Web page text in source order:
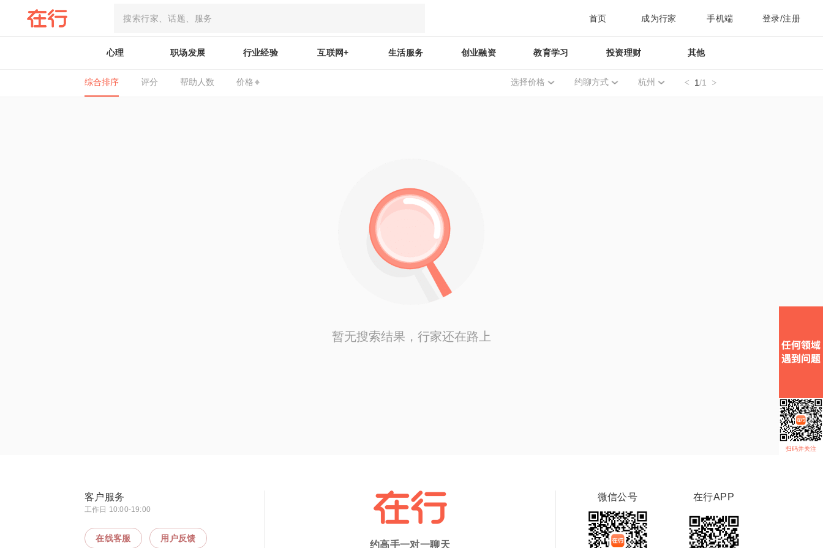
首页 成为行家 手机端 登录/注册
心理 职场发展 行业经验 互联网+ 生活服务 创业融资 教育学习 投资理财 其他
综合排序 评分 帮助人数 价格 选择价格 约聊方式 杭州 1/1
暂无搜索结果，行家还在路上
扫码并关注
客户服务
工作日 10:00-19:00
在线客服 用户反馈
约高手一对一聊天
微信公号 在行APP